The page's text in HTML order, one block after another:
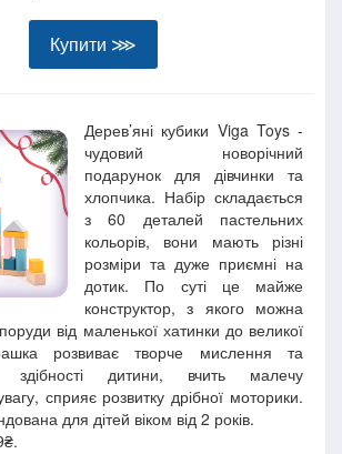
Купити ⋙
Дерев’яні кубики Viga Toys -
чудовий новорічний
подарунок для дівчинки та
хлопчика. Набір складається
з 60 деталей пастельних
кольорів, вони мають різні
розміри та дуже приємні на
дотик. По суті це майже
конструктор, з якого можна
від маленької хатинки до великої
розвиває творче мислення та
здібності дитини, вчить малечу
сприяє розвитку дрібної моторики.
для дітей віком від 2 років.